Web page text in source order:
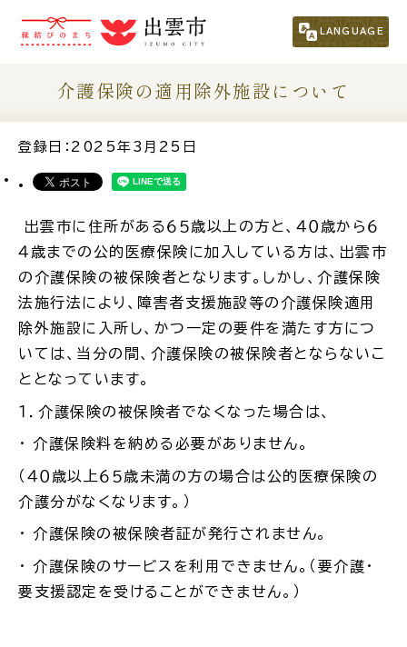
LANGUAGE
市民の方 （くらし・行政・議会）
事業者の方
観光される方
移住・定住をお考えの方
For Foreigners
外国人の方へ
新着情報一覧
場面から探す
妊娠・出産 子育て
介護保険の適用除外施設について
登録日：2025年3月25日
出雲市に住所がある６５歳以上の方と、４０歳から６
４歳までの公的医療保険に加入して いる方は、出雲市
の介護保険の被保険者となります。しかし、介護保険
法施行法により、障害者支援施設等の介護保険適用
除外施設に入所し、かつ一定の要件を満たす方につ
いては、当分の間、介護保険の被保険者とならないこ
ととなっています。
１．介護保険の被保険者でなくなった場合は、
・ 介護保険料を納める必要がありません。
（４０歳以上６５歳未満の方の場合は公的医療保険の
介護分がなくなります。）
・ 介護保険の被保険者証が発行されません。
・ 介護保険のサービスを利用できません。（要介護・
要支援認定を受けることができません。）